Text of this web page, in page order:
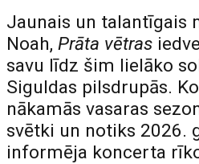
Jaunais un talantīgais
Noah,Prāta vētras
savu līdz šim lielāko
Siguldas pilsdrupās.
nākamās vasaras
svētki un notiks 2026.
informēja koncerta